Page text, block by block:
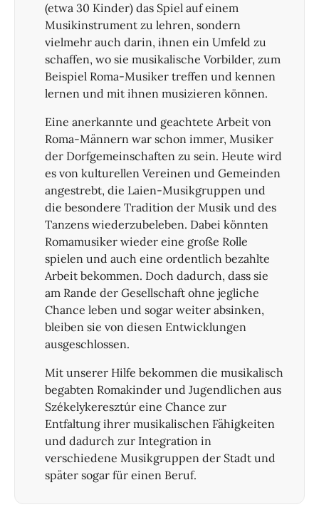
(etwa 30 Kinder) das Spiel auf einem
Musikinstrument zu lehren, sondern
vielmehr auch darin, ihnen ein Umfeld zu
schaffen, wo sie musikalische Vorbilder, zum
Beispiel Roma-Musiker treffen und kennen
lernen und mit ihnen musizieren können.
Eine anerkannte und geachtete Arbeit von
Roma-Männern war schon immer, Musiker
der Dorfgemeinschaften zu sein. Heute wird
es von kulturellen Vereinen und Gemeinden
angestrebt, die Laien-Musikgruppen und
die besondere Tradition der Musik und des
Tanzens wiederzubeleben. Dabei könnten
Romamusiker wieder eine große Rolle
spielen und auch eine ordentlich bezahlte
Arbeit bekommen. Doch dadurch, dass sie
am Rande der Gesellschaft ohne jegliche
Chance leben und sogar weiter absinken,
bleiben sie von diesen Entwicklungen
ausgeschlossen.
Mit unserer Hilfe bekommen die musikalisch
begabten Romakinder und Jugendlichen aus
Székelykeresztúr eine Chance zur
Entfaltung ihrer musikalischen Fähigkeiten
und dadurch zur Integration in
verschiedene Musikgruppen der Stadt und
später sogar für einen Beruf.